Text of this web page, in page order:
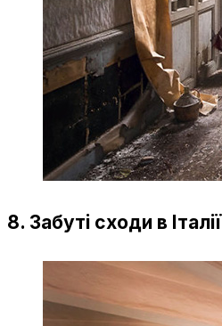
8. Забуті сходи в Італії